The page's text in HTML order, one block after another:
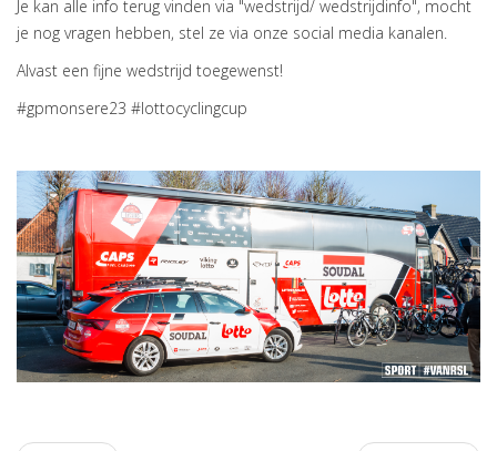
Je kan alle info terug vinden via "wedstrijd/ wedstrijdinfo", mocht
je nog vragen hebben, stel ze via onze social media kanalen.
Alvast een fijne wedstrijd toegewenst!
#gpmonsere23 #lottocyclingcup